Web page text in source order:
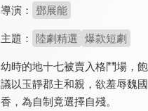
導演： 鄧展能
主題： 陸劇精選 爆款短劇
幼時的地十七被賣入格鬥場，
議以玉靜郡主和親，欲羞辱魏
香，為自制竟選擇自殘。